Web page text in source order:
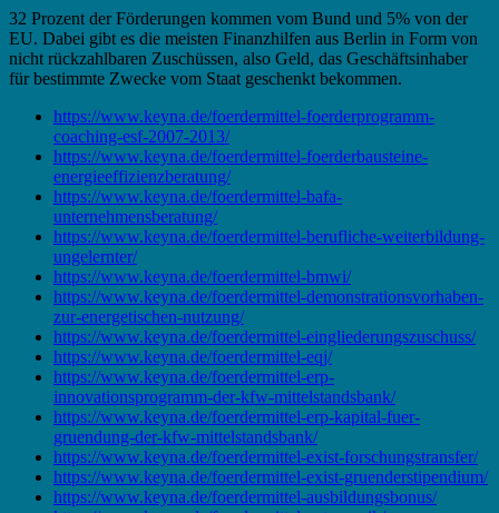
32 Prozent der Förderungen kommen vom Bund und 5% von der
EU. Dabei gibt es die meisten Finanzhilfen aus Berlin in Form von
nicht rückzahlbaren Zuschüssen, also Geld, das Geschäftsinhaber
für bestimmte Zwecke vom Staat geschenkt bekommen.
https://www.keyna.de/foerdermittel-foerderprogramm-
coaching-esf-2007-2013/
https://www.keyna.de/foerdermittel-foerderbausteine-
energieeffizienzberatung/
https://www.keyna.de/foerdermittel-bafa-
unternehmensberatung/
https://www.keyna.de/foerdermittel-berufliche-weiterbildung-
ungelernter/
https://www.keyna.de/foerdermittel-bmwi/
https://www.keyna.de/foerdermittel-demonstrationsvorhaben-
zur-energetischen-nutzung/
https://www.keyna.de/foerdermittel-eingliederungszuschuss/
https://www.keyna.de/foerdermittel-eqj/
https://www.keyna.de/foerdermittel-erp-
innovationsprogramm-der-kfw-mittelstandsbank/
https://www.keyna.de/foerdermittel-erp-kapital-fuer-
gruendung-der-kfw-mittelstandsbank/
https://www.keyna.de/foerdermittel-exist-forschungstransfer/
https://www.keyna.de/foerdermittel-exist-gruenderstipendium/
https://www.keyna.de/foerdermittel-ausbildungsbonus/